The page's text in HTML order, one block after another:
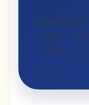
如果您对海
何疑问，文
与协助。